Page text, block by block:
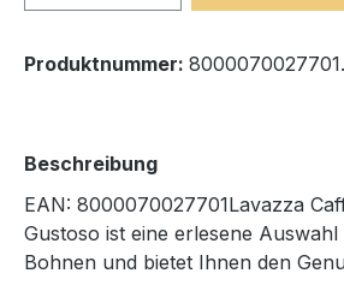
Produktnummer:
Beschreibung
EAN: 8000070027701Lavazza
Gustoso ist eine erlesene
Bohnen und bietet Ihnen den